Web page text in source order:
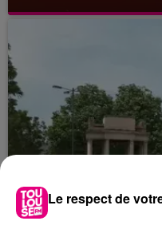
Le respect de